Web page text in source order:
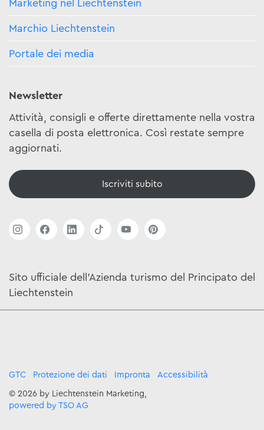
Marketing nel Liechtenstein
Marchio Liechtenstein
Portale dei media
Newsletter
Attività, consigli e offerte direttamente nella vostra
casella di posta elettronica. Così restate sempre
aggiornati.
Iscriviti subito
Sito ufficiale dell'Azienda turismo del Principato del
Liechtenstein
GTC Protezione dei dati Impronta Accessibilità
© 2026 by Liechtenstein Marketing,
powered by TSO AG